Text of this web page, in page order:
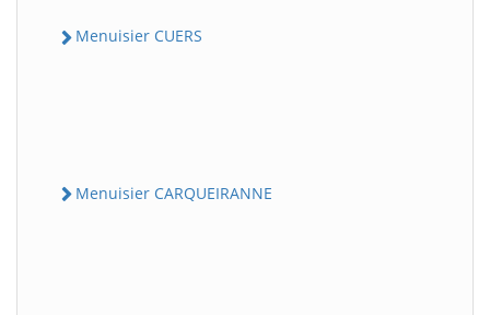
Menuisier CUERS
Menuisier CARQUEIRANNE